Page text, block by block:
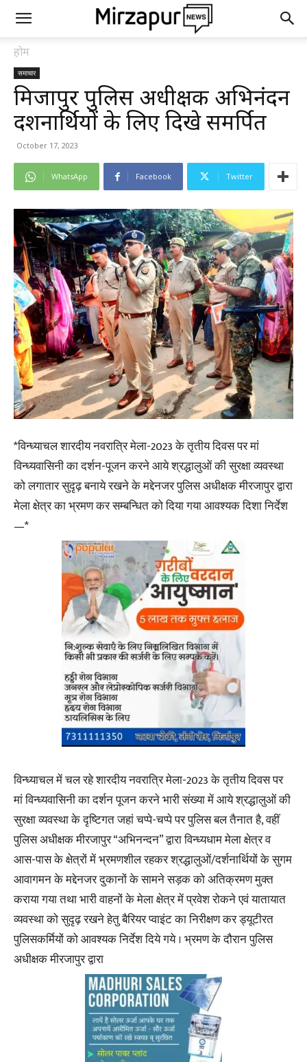
होम
समाचार
मिर्जापुर पुलिस अधीक्षक अभिनंदन
दर्शनार्थियों के लिए दिखे समर्पित
October 17, 2023
WhatsApp Facebook Twitter
*विन्ध्याचल शारदीय नवरात्रि मेला-2023 के तृतीय दिवस पर मां
विन्ध्यवासिनी का दर्शन-पूजन करने आये श्रद्धालुओं की सुरक्षा व्यवस्था
को लगातार सुदृढ़ बनाये रखने के मद्देनजर पुलिस अधीक्षक मीरजापुर द्वारा
मेला क्षेत्र का भ्रमण कर सम्बन्धित को दिया गया आवश्यक दिशा निर्देश
—*
विन्ध्याचल में चल रहे शारदीय नवरात्रि मेला-2023 के तृतीय दिवस पर
मां विन्ध्यवासिनी का दर्शन पूजन करने भारी संख्या में आये श्रद्धालुओं की
सुरक्षा व्यवस्था के दृष्टिगत जहां चप्पे-चप्पे पर पुलिस बल तैनात है, वहीं
पुलिस अधीक्षक मीरजापुर “अभिनन्दन” द्वारा विन्ध्यधाम मेला क्षेत्र व
आस-पास के क्षेत्रों में भ्रमणशील रहकर श्रद्धालुओं/दर्शनार्थियों के सुगम
आवागमन के मद्देनजर दुकानों के सामने सड़क को अतिक्रमण मुक्त
कराया गया तथा भारी वाहनों के मेला क्षेत्र में प्रवेश रोकने एवं यातायात
व्यवस्था को सुदृढ़ रखने हेतु बैरियर प्वाइंट का निरीक्षण कर ड्यूटीरत
पुलिसकर्मियों को आवश्यक निर्देश दिये गये । भ्रमण के दौरान पुलिस
अधीक्षक मीरजापुर द्वारा